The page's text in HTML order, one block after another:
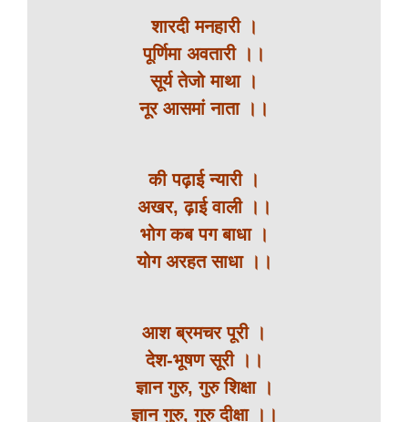
शारदी मनहारी ।
पूर्णिमा अवतारी ।।
सूर्य तेजो माथा ।
नूर आसमां नाता ।।
की पढ़ाई न्यारी ।
अखर, ढ़ाई वाली ।।
भोग कब पग बाधा ।
योग अरहत साधा ।।
आश ब्रमचर पूरी ।
देश-भूषण सूरी ।।
ज्ञान गुरु, गुरु शिक्षा ।
ज्ञान गुरु, गुरु दीक्षा ।।